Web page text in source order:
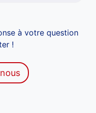
à votre question
!